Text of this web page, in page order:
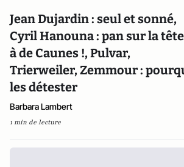
Jean Dujardin : seul et sonné,
Cyril Hanouna : pan sur la tête
à de Caunes !, Pulvar,
Trierweiler, Zemmour :
les détester
Barbara Lambert
1 min de lecture